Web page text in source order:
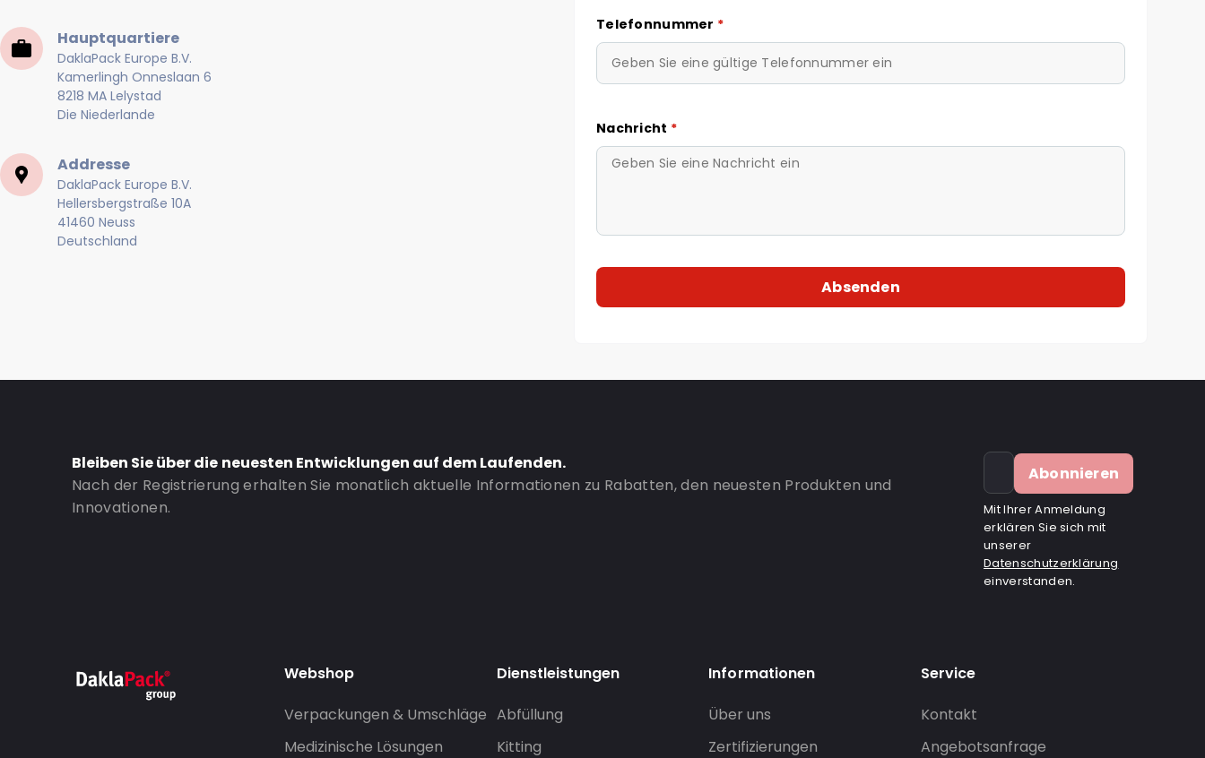
Hauptquartiere
DaklaPack Europe B.V.
Kamerlingh Onneslaan 6
8218 MA Lelystad
Die Niederlande
Addresse
DaklaPack Europe B.V.
Hellersbergstraße 10A
41460 Neuss
Deutschland
Telefonnummer *
Nachricht *
Bleiben Sie über die neuesten Entwicklungen auf dem Laufenden.
Nach der Registrierung erhalten Sie monatlich aktuelle Informationen zu Rabatten, den neuesten Produkten und
Innovationen.
Abonnieren
Mit Ihrer Anmeldung
erklären Sie sich mit
unserer
Datenschutzerklärung
einverstanden.
Webshop
Verpackungen & Umschläge
Medizinische Lösungen
Dienstleistungen
Abfüllung
Kitting
Informationen
Über uns
Zertifizierungen
Service
Kontakt
Angebotsanfrage